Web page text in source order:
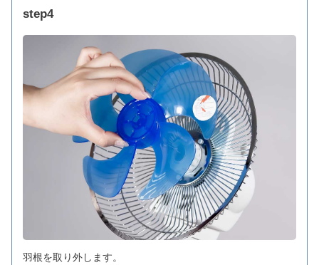
step4
羽根を取り外します。